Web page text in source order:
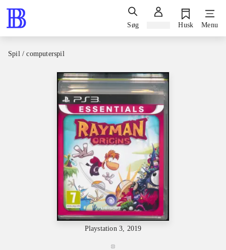
Søg Husk Menu
Spil / computerspil
Playstation 3, 2019